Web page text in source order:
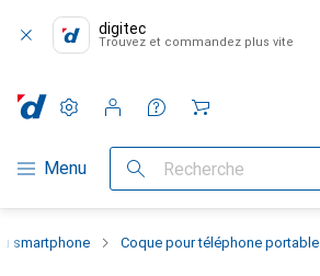
digitec
Trouvez et commandez plus vite
Navigation par catégorie
Menu Recherche
Paramètres
Compte client
Listes de comparaison
Listes d'envies
Panier
smartphone Coque pour téléphone portable